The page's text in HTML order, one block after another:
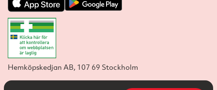
Hemköpskedjan AB, 107 69 Stockholm